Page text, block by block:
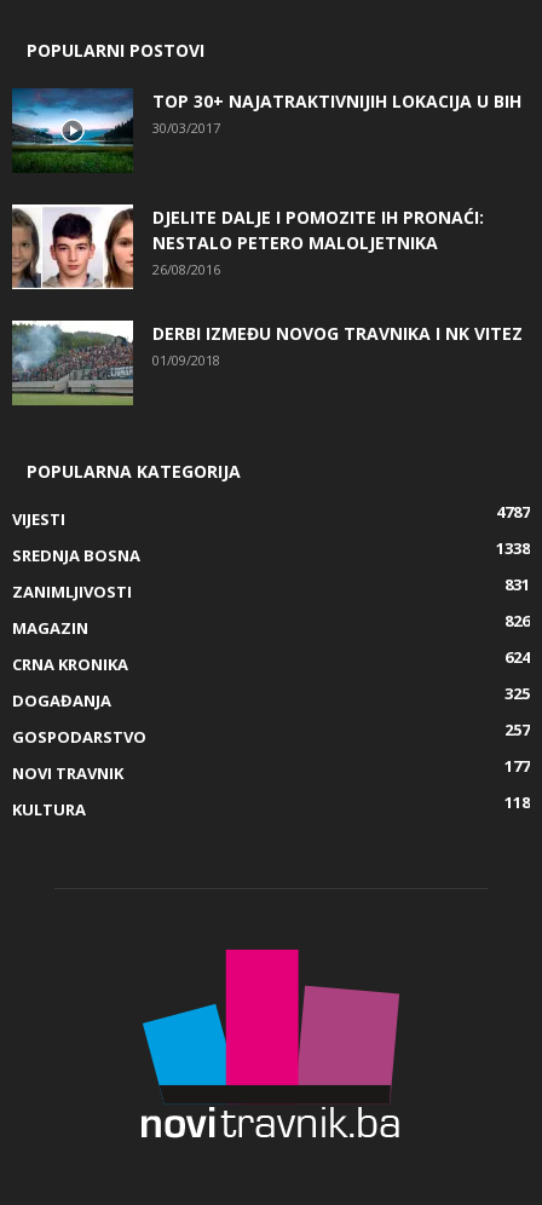
POPULARNI POSTOVI
TOP 30+ NAJATRAKTIVNIJIH LOKACIJA U BIH
30/03/2017
DJELITE DALJE I POMOZITE IH PRONAĆI:
NESTALO PETERO MALOLJETNIKA
26/08/2016
DERBI IZMEĐU NOVOG TRAVNIKA I NK VITEZ
01/09/2018
POPULARNA KATEGORIJA
VIJESTI
4787
SREDNJA BOSNA
1338
ZANIMLJIVOSTI
831
MAGAZIN
826
CRNA KRONIKA
624
DOGAĐANJA
325
GOSPODARSTVO
257
NOVI TRAVNIK
177
KULTURA
118